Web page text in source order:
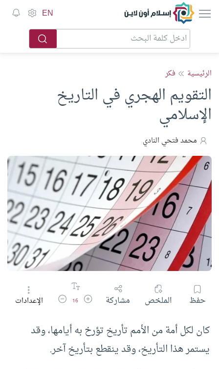
إسلام أون لاين EN
الرئيسية فكر
التقويم الهجري في التاريخ
الإسلامي
محمد فتحي النادي
حفظ الملخص مشاركة زيادة حجم الخط
16 تقليل حجم الخط
الإعدادات
كان لكل أمة من الأمم تأريخ تؤرخ به أيامها، وقد
يستمر هذا التأريخ، وقد ينقطع بتأريخ آخر.